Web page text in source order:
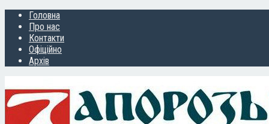
Головна
Про нас
Контакти
Офіційно
Архів